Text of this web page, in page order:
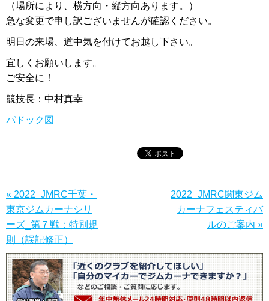
（場所により、横方向・縦方向あります。）
急な変更で申し訳ございませんが確認ください。
明日の来場、道中気を付けてお越し下さい。
宜しくお願いします。
ご安全に！
競技長：中村真幸
パドック図
« 2022_JMRC千葉・
東京ジムカーナシリ
ーズ_第７戦：特別規
則（誤記修正）
2022_JMRC関東ジム
カーナフェスティバ
ルのご案内 »